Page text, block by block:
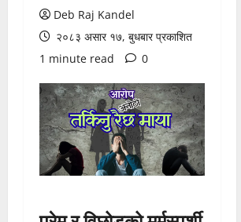
Deb Raj Kandel
२०८३ असार १७, बुधबार प्रकाशित
1 minute read
0